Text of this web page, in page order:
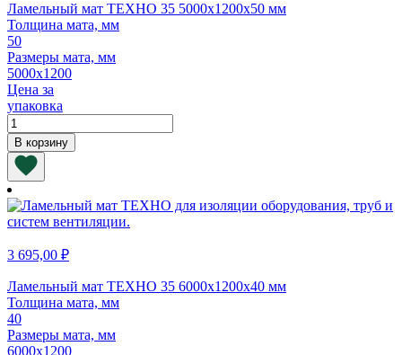
Ламельный мат ТЕХНО 35 5000х1200х50 мм
Толщина мата, мм
50
Размеры мата, мм
5000х1200
Цена за
упаковка
Количество
товара
Ламельный
мат
ТЕХНО
35
5000х1200х50
В корзину
3 695,00 ₽
Ламельный мат ТЕХНО 35 6000х1200х40 мм
Толщина мата, мм
40
Размеры мата, мм
6000х1200